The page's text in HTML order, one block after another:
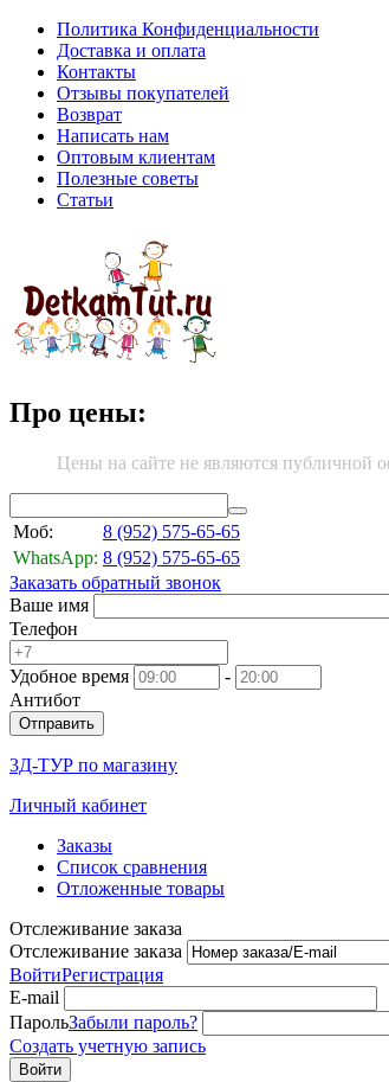
Политика Конфиденциальности
Доставка и оплата
Контакты
Отзывы покупателей
Возврат
Написать нам
Оптовым клиентам
Полезные советы
Статьи
Про цены:
Цены на сайте не являются публичной
Моб: 8 (952) 575-65-65
WhatsApp: 8 (952) 575-65-65
Заказать обратный звонок
Ваше имя
Телефон
Удобное время
-
Антибот
Отправить
3Д-ТУР по магазину
Личный кабинет
Заказы
Список сравнения
Отложенные товары
Отслеживание заказа
Отслеживание заказа
ВойтиРегистрация
E-mail
ПарольЗабыли пароль?
Создать учетную запись
Войти